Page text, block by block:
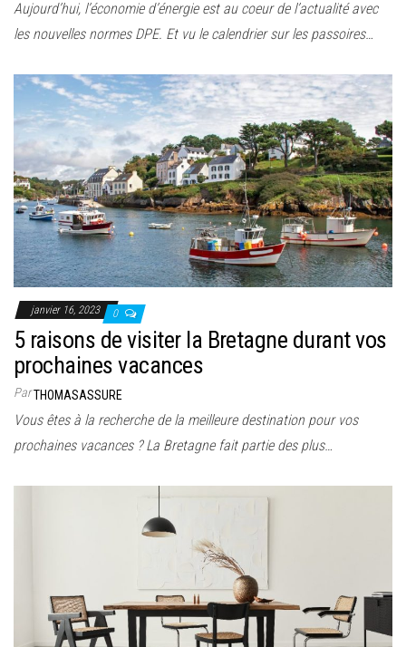
Aujourd’hui, l’économie d’énergie est au coeur de l’actualité avec
les nouvelles normes DPE. Et vu le calendrier sur les passoires…
janvier 16, 2023 0
5 raisons de visiter la Bretagne durant vos
prochaines vacances
ParTHOMASASSURE
Vous êtes à la recherche de la meilleure destination pour vos
prochaines vacances ? La Bretagne fait partie des plus…